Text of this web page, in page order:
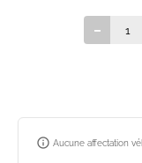
info_outline Aucune affectation